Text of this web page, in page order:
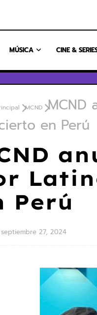
MÚSICA CINE &
MCND
MCND
en Perú
Perú
septiembre 27, 2024